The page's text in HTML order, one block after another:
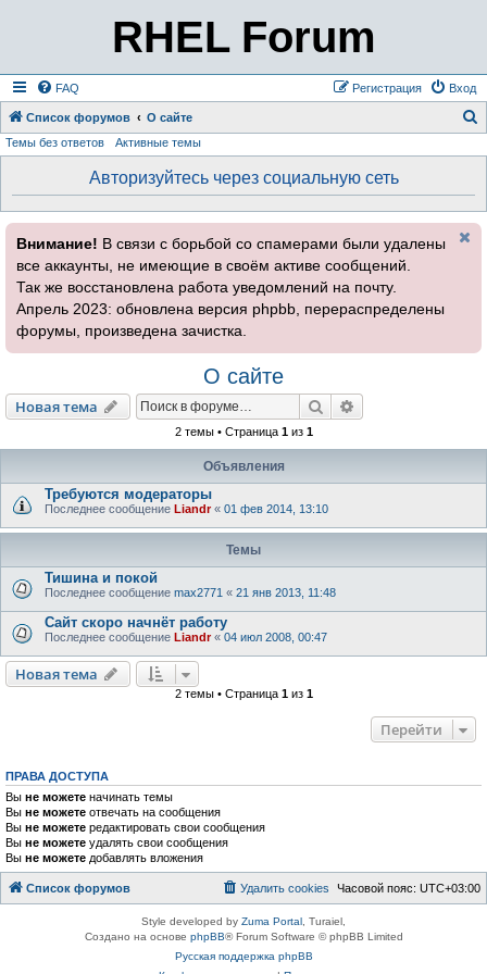
RHEL Forum
FAQ Вход
Регистрация
Список форумов О сайте
Темы без ответов Активные темы
Авторизуйтесь через социальную сеть
Внимание! В связи с борьбой со спамерами были удалены
все аккаунты, не имеющие в своём активе сообщений.
Так же восстановлена работа уведомлений на почту.
Апрель 2023: обновлена версия phpbb, перераспределены
форумы, произведена зачистка.
О сайте
Новая тема Поиск
2 темы • Страница 1из 1
Объявления
Требуются модераторы
Последнее сообщение Liandr« 01 фев 2014, 13:10
Темы
Тишина и покой
Последнее сообщение max2771 « 21 янв 2013, 11:48
Сайт скоро начнёт работу
Последнее сообщение Liandr« 04 июл 2008, 00:47
Новая тема
2 темы • Страница 1из 1
Перейти
ПРАВА ДОСТУПА
Вы не можете начинать темы
Вы не можете отвечать на сообщения
Вы не можете редактировать свои сообщения
Вы не можете удалять свои сообщения
Вы не можете добавлять вложения
Список форумов Часовой пояс: UTC+03:00
Удалить cookies
Style developed by Zuma Portal , Turaiel,
Создано на основе phpBB® Forum Software © phpBB Limited
Русская поддержка phpBB